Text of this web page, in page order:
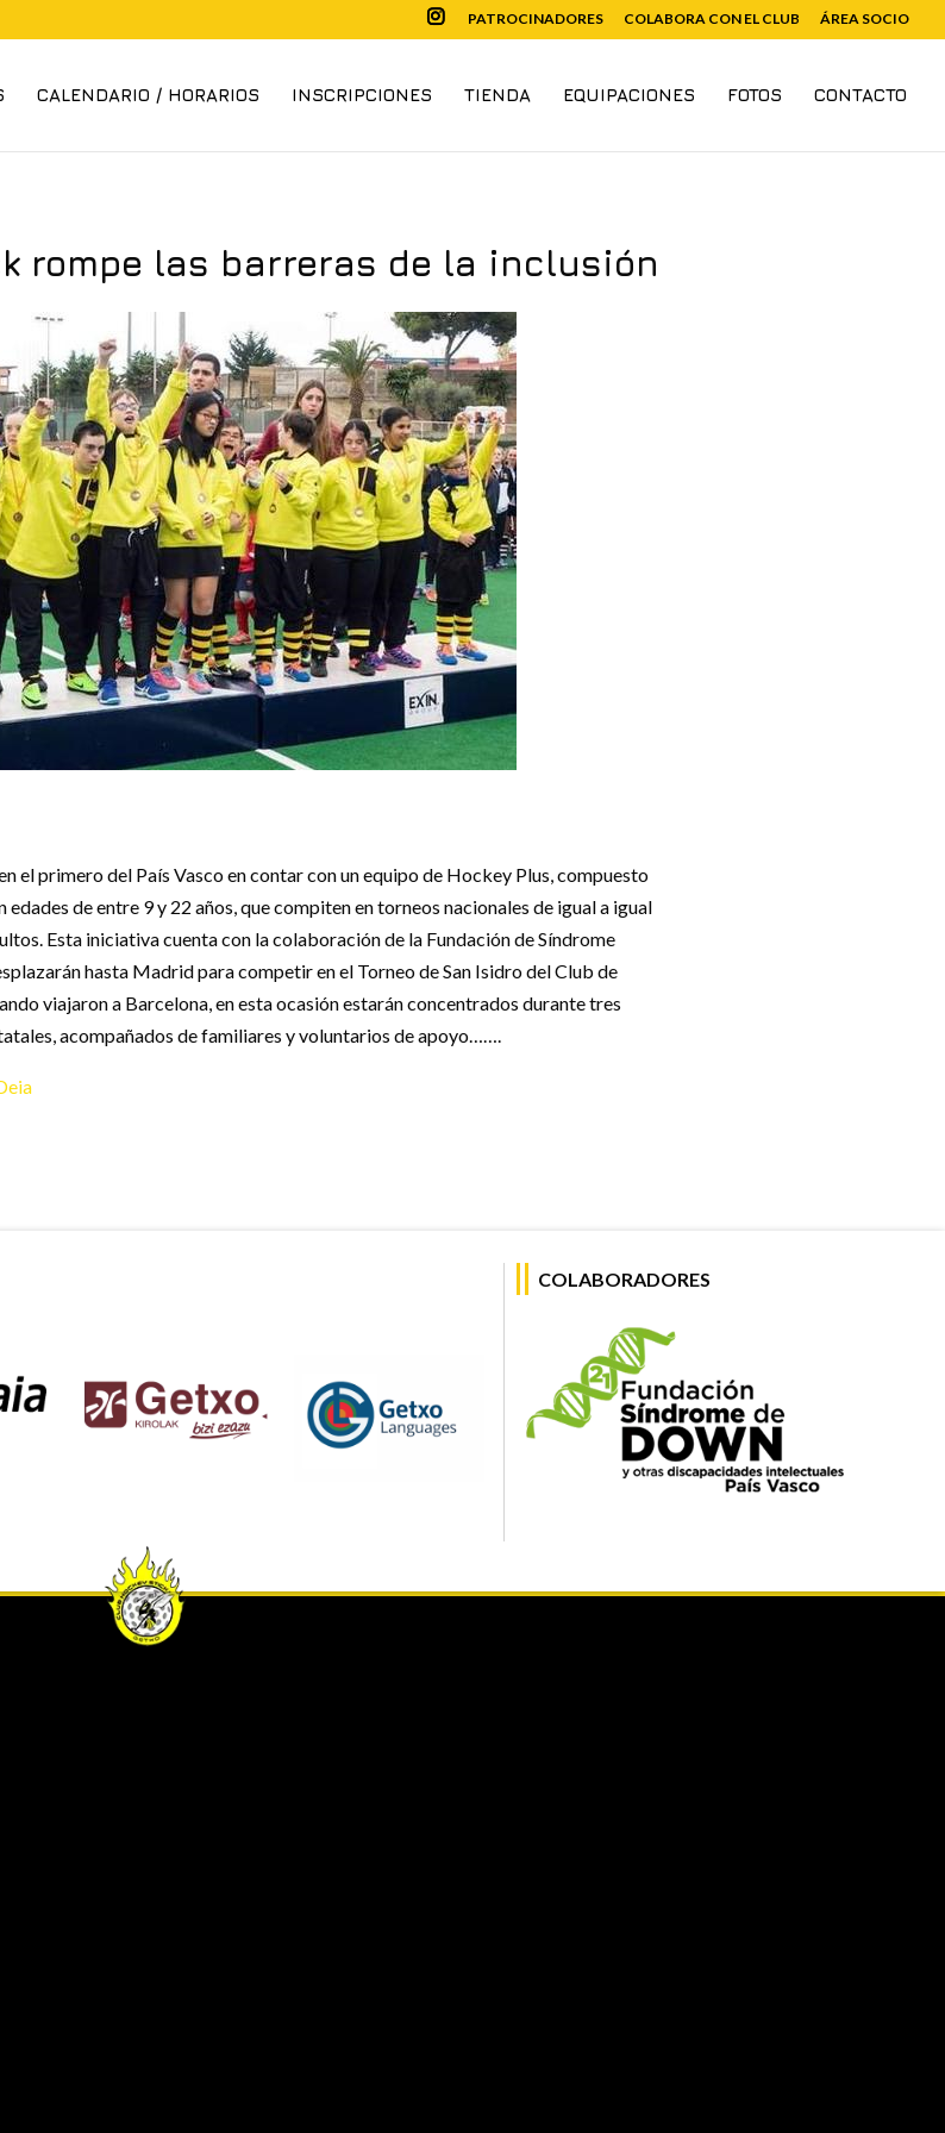
PATROCINADORES COLABORA CON EL CLUB ÁREA SOCIO
CALENDARIO / HORARIOS INSCRIPCIONES TIENDA EQUIPACIONES FOTOS CONTACTO
rompe las barreras de la inclusión
el primero del País Vasco en contar con un equipo de Hockey Plus, compuesto
de entre 9 y 22 años, que compiten en torneos nacionales de igual a igual
Esta iniciativa cuenta con la colaboración de la Fundación de Síndrome
hasta Madrid para competir en el Torneo de San Isidro del Club de
viajaron a Barcelona, en esta ocasión estarán concentrados durante tres
acompañados de familiares y voluntarios de apoyo…….
COLABORADORES